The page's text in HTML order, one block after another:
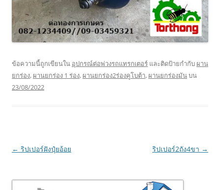
ข้อความนี้ถูกเขียนใน อุปกรณ์ต่อพ่วงรถแทรกเตอร์ และติดป้ายกำกับ ผาน
ยกร่อง, ผานยกร่อง 1 ร่อง, ผานยกร่อง2ร่องคูโบต้า, ผานยกร่องมันบน
23/08/2022
เมนู
← ริปเปอร์ฝังปุ๋ยอ้อย ริปเปอร์2ถัง4ขา →